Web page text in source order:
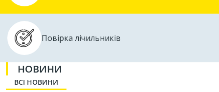
Повірка лічильників
НОВИНИ
ВСІ НОВИНИ